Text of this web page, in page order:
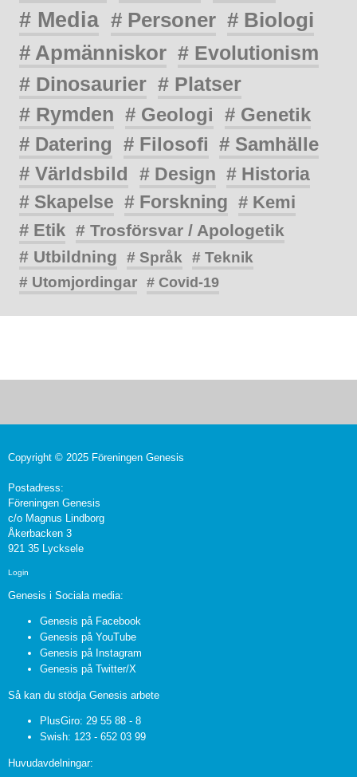
# Media # Personer # Biologi
# Apmänniskor # Evolutionism
# Dinosaurier # Platser
# Rymden # Geologi # Genetik
# Datering # Filosofi # Samhälle
# Världsbild
# Design # Historia
# Skapelse # Forskning # Kemi
# Etik # Trosförsvar / Apologetik
# Utbildning
# Språk # Teknik
# Utomjordingar # Covid-19
Copyright © 2025 Föreningen Genesis
Postadress:
Föreningen Genesis
c/o Magnus Lindborg
Åkerbacken 3
921 35 Lycksele
Login
Genesis i Sociala media:
Genesis på Facebook
Genesis på YouTube
Genesis på Instagram
Genesis på Twitter/X
Så kan du stödja Genesis arbete
PlusGiro: 29 55 88 - 8
Swish: 123 - 652 03 99
Huvudavdelningar: